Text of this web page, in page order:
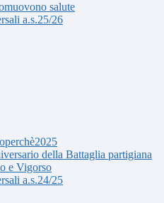
salute
a.s.25/26
della Battaglia partigiana
e Vigorso
a.s.24/25